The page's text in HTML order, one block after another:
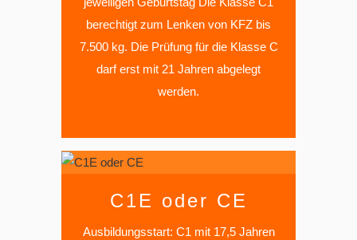
berechtigt zum Lenken von KFZ bis
7.500 kg. Die Prüfung für die Klasse C
darf erst mit 21 Jahren abgelegt
werden.
C1E oder CE
Ausbildungsstart: C1 mit 17,5 Jahren